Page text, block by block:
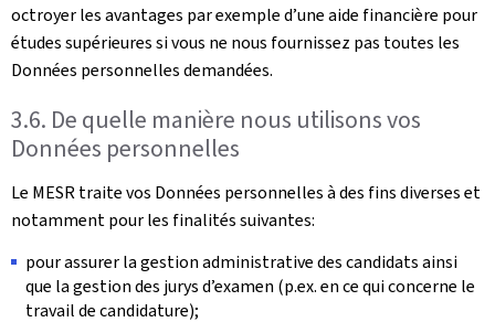
octroyer les avantages par exemple d’une aide financière pour
études supérieures si vous ne nous fournissez pas toutes les
Données personnelles demandées.
3.6. De quelle manière nous utilisons vos
Données personnelles
Le MESR traite vos Données personnelles à des fins diverses et
notamment pour les finalités suivantes:
pour assurer la gestion administrative des candidats ainsi
que la gestion des jurys d’examen (p.ex. en ce qui concerne le
travail de candidature);